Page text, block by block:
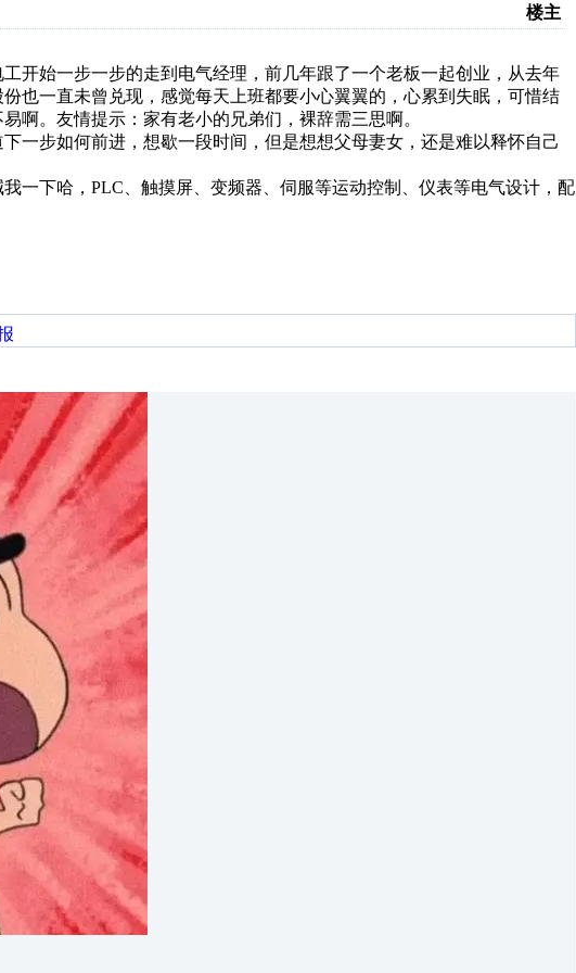
楼主
开始一步一步的走到电气经理，前几年跟了一个老板一起创业，从去年
也一直未曾兑现，感觉每天上班都要小心翼翼的，心累到失眠，可惜结
啊。友情提示：家有老小的兄弟们，裸辞需三思啊。
一步如何前进，想歇一段时间，但是想想父母妻女，还是难以释怀自己
一下哈，PLC、触摸屏、变频器、伺服等运动控制、仪表等电气设计，配